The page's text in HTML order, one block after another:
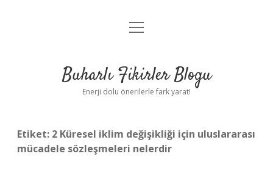
Anasayfa
Yasal Uyarı
menüyü
Buharlı Fikirler Blogu
Enerji dolu önerilerle fark yarat!
Etiket: 2 Küresel iklim değişikliği için uluslararası
mücadele sözleşmeleri nelerdir